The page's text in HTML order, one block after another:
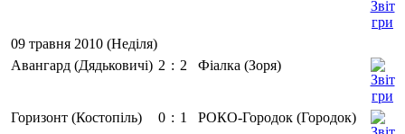
09 травня 2010 (Неділя)
Авангард (Дядьковичі) 2 : 2 Фіалка (Зоря)
Горизонт (Костопіль) 0 : 1 РОКО-Городок (Городок)